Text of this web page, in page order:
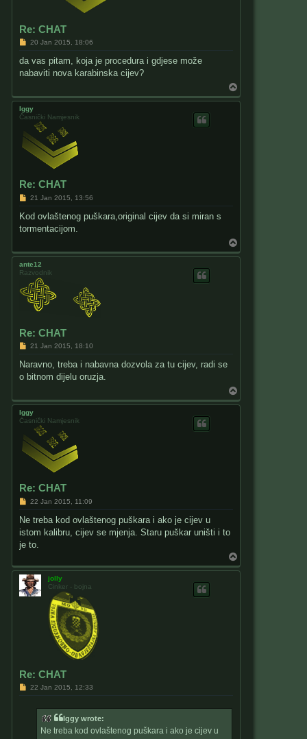
Re: CHAT
P
s
t
20 Jan 2015, 18:06
da vas pitam, koja je procedura i gdjese može
nabaviti nova karabinska cijev?
o
Iggy
Časnički Namjesnik
Re: CHAT
P
s
t
21 Jan 2015, 13:56
Kod ovlaštenog puškara,original cijev da si miran s
tormentacijom.
o
p
ante12
Razvodnik
Re: CHAT
P
s
t
21 Jan 2015, 18:10
Naravno, treba i nabavna dozvola za tu cijev, radi se
o bitnom dijelu oruzja.
o
Iggy
Časnički Namjesnik
Re: CHAT
P
s
t
22 Jan 2015, 11:09
Ne treba kod ovlaštenog puškara i ako je cijev u
istom kalibru, cijev se mjenja. Staru puškar uništi i to
je to.
o
p
jolly
Cinker - bojna
Re: CHAT
P22 Jan 2015, 12:33
Iggy wrote:
Ne treba kod ovlaštenog puškara i ako je cijev u